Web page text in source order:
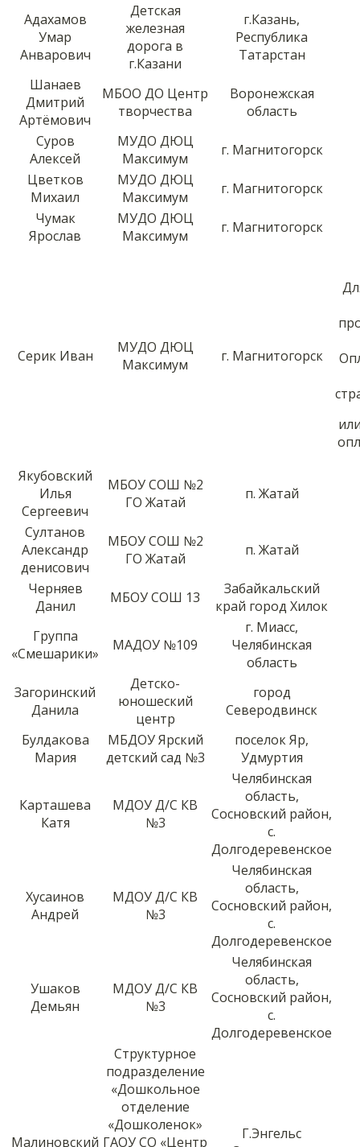
Адахамов
Умар
Анварович
Детская
железная
дорога в
г.Казани
г.Казань,
Республика
Татарстан
Шанаев
Дмитрий
Артёмович
МБОО ДО Центр
творчества
Воронежская
область
Суров
Алексей
МУДО ДЮЦ
Максимум
г. Магнитогорск
Цветков
Михаил
МУДО ДЮЦ
Максимум
г. Магнитогорск
Чумак
Ярослав
МУДО ДЮЦ
Максимум
г. Магнитогорск
Серик Иван
МУДО ДЮЦ
Максимум
г. Магнитогорск
Якубовский
Илья
Сергеевич
МБОУ СОШ №2
ГО Жатай
п. Жатай
Султанов
Александр
денисович
МБОУ СОШ №2
ГО Жатай
п. Жатай
Черняев
Данил
МБОУ СОШ 13
Забайкальский
край город Хилок
Группа
«Смешарики»
МАДОУ №109
г. Миасс,
Челябинская
область
Загоринский
Данила
Детско-
юношеский
центр
город
Северодвинск
Булдакова
Мария
МБДОУ Ярский
детский сад №3
поселок Яр,
Удмуртия
Карташева
Катя
МДОУ Д/С КВ
№3
Челябинская
область,
Сосновский район,
с.
Долгодеревенское
Хусаинов
Андрей
МДОУ Д/С КВ
№3
Челябинская
область,
Сосновский район,
с.
Долгодеревенское
Ушаков
Демьян
МДОУ Д/С КВ
№3
Челябинская
область,
Сосновский район,
с.
Долгодеревенское
Малиновский
Структурное
подразделение
«Дошкольное
отделение
«Дошколенок»
ГАОУ СО «Центр
Г.Энгельс